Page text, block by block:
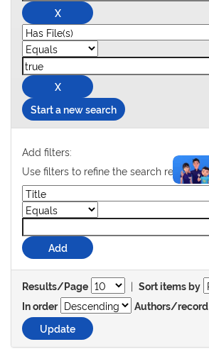
Start a new search
Add filters:
Use filters to refine the search results.
Results/Page | Sort items by
In order
Authors/record